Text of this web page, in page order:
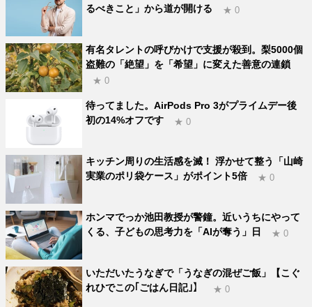
るべきこと」から道が開ける
★ 0
有名タレントの呼びかけで支援が殺到。梨5000個
盗難の「絶望」を「希望」に変えた善意の連鎖
★ 0
待ってました。AirPods Pro 3がプライムデー後
初の14%オフです
★ 0
キッチン周りの生活感を滅！ 浮かせて整う「山崎
実業のポリ袋ケース」がポイント5倍
★ 0
ホンマでっか池田教授が警鐘。近いうちにやって
くる、子どもの思考力を「AIが奪う」日
★ 0
いただいたうなぎで「うなぎの混ぜご飯」【こぐ
れひでこの｢ごはん日記｣】
★ 0